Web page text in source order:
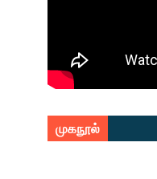
முகநூல்